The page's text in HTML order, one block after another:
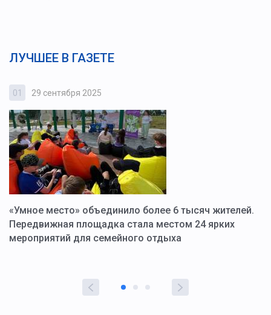
ЛУЧШЕЕ В ГАЗЕТЕ
01 29 сентября 2025
«Умное место» объединило более 6 тысяч жителей.
Передвижная площадка стала местом 24 ярких
мероприятий для семейного отдыха